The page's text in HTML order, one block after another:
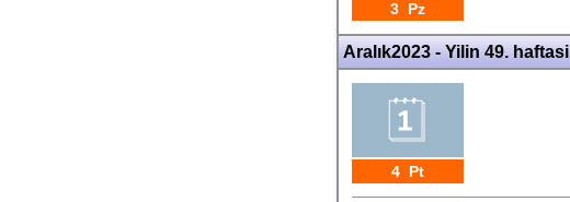
3 Pz
Aralık2023 - Yilin 49. haftasi
4 Pt